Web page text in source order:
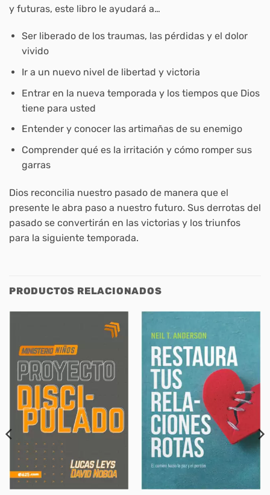
y futuras, este libro le ayudará a…
Ser liberado de los traumas, las pérdidas y el dolor
vivido
Ir a un nuevo nivel de libertad y victoria
Entrar en la nueva temporada y los tiempos que Dios
tiene para usted
Entender y conocer las artimañas de su enemigo
Comprender qué es la irritación y cómo romper sus
garras
Dios reconcilia nuestro pasado de manera que el
presente le abra paso a nuestro futuro. Sus derrotas del
pasado se convertirán en las victorias y los triunfos
para la siguiente temporada.
PRODUCTOS RELACIONADOS